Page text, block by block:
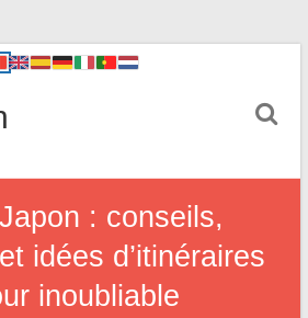
: conseils,
idées d’itinéraires
inoubliable